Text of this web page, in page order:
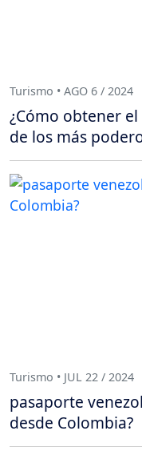
Turismo • AGO 6 / 2024
¿Cómo obtener
de los más
Turismo • JUL 22 / 2024
pasaporte
desde Colombia?